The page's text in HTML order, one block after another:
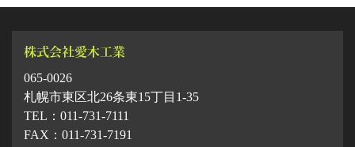
065-0026
札幌市東区北26条東15丁目1-35
TEL：011-731-7111
FAX：011-731-7191